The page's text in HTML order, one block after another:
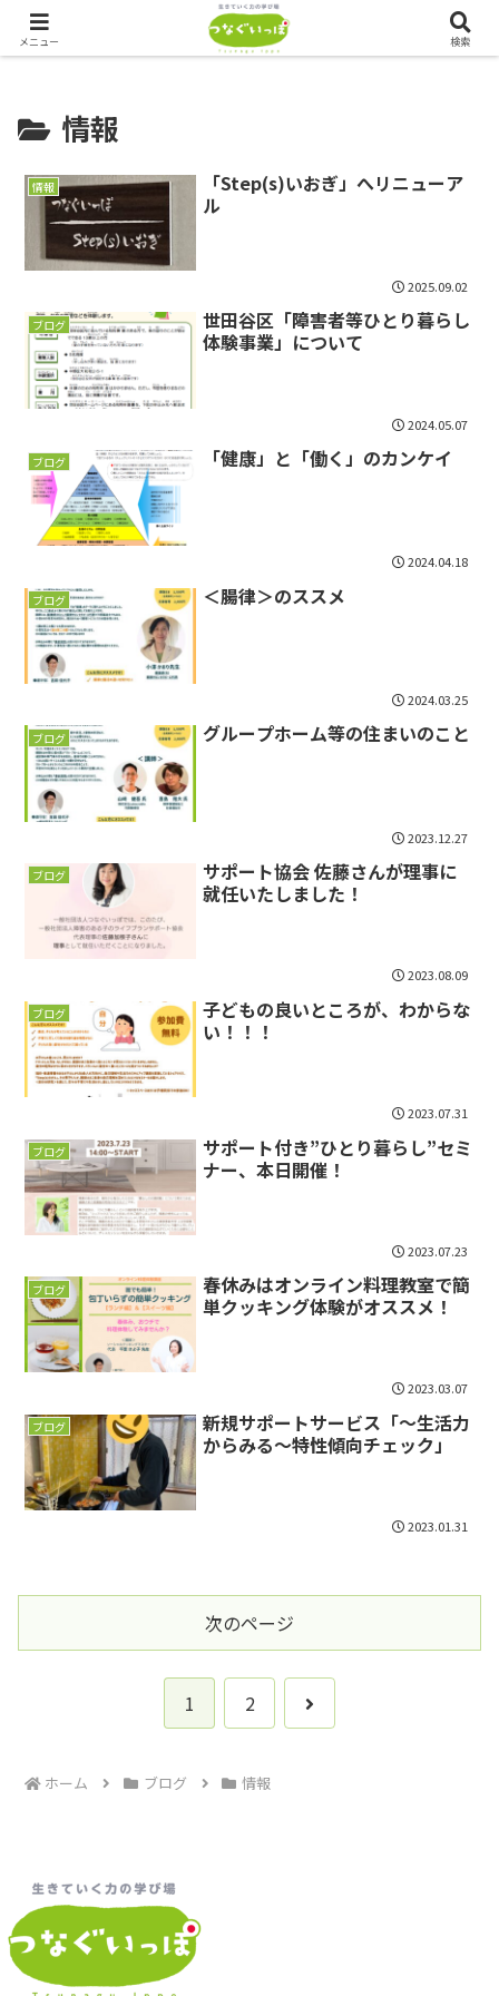
つなぐいっぽでは、ただいま会員を募集しております！！
情報
情報
「Step(s)いおぎ」へリニューア
ル
2025.09.02
ブログ
世田谷区「障害者等ひとり暮らし
体験事業」について
2024.05.07
ブログ 「健康」と「働く」のカンケイ
2024.04.18
ブログ ＜腸律＞のススメ
2024.03.25
ブログ グループホーム等の住まいのこと
2023.12.27
ブログ
サポート協会 佐藤さんが理事に
就任いたしました！
2023.08.09
ブログ
子どもの良いところが、わからな
い！！！
2023.07.31
ブログ
サポート付き”ひとり暮らし”セミ
ナー、本日開催！
2023.07.23
ブログ
春休みはオンライン料理教室で簡
単クッキング体験がオススメ！
2023.03.07
ブログ
新規サポートサービス「～生活力
からみる～特性傾向チェック」
2023.01.31
次のページ
1 2
次
ホーム ブログ 情報
メニュー 検索